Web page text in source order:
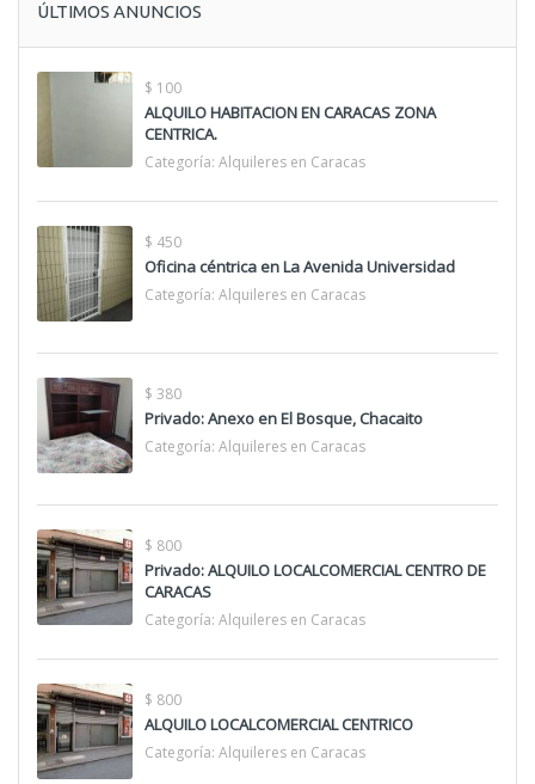
ÚLTIMOS ANUNCIOS
$ 100
ALQUILO HABITACION EN CARACAS ZONA
CENTRICA.
Categoría: Alquileres en Caracas
$ 450
Oficina céntrica en La Avenida Universidad
Categoría: Alquileres en Caracas
$ 380
Privado: Anexo en El Bosque, Chacaito
Categoría: Alquileres en Caracas
$ 800
Privado: ALQUILO LOCALCOMERCIAL CENTRO DE
CARACAS
Categoría: Alquileres en Caracas
$ 800
ALQUILO LOCALCOMERCIAL CENTRICO
Categoría: Alquileres en Caracas